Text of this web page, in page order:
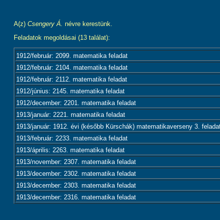
A(z) Csengery Á. névre kerestünk.
Feladatok megoldásai (13 találat):
1912/február: 2099. matematika feladat
1912/február: 2104. matematika feladat
1912/február: 2112. matematika feladat
1912/június: 2145. matematika feladat
1912/december: 2201. matematika feladat
1913/január: 2221. matematika feladat
1913/január: 1912. évi (később Kürschák) matematikaverseny 3.
1913/február: 2233. matematika feladat
1913/április: 2263. matematika feladat
1913/november: 2307. matematika feladat
1913/december: 2302. matematika feladat
1913/december: 2303. matematika feladat
1913/december: 2316. matematika feladat